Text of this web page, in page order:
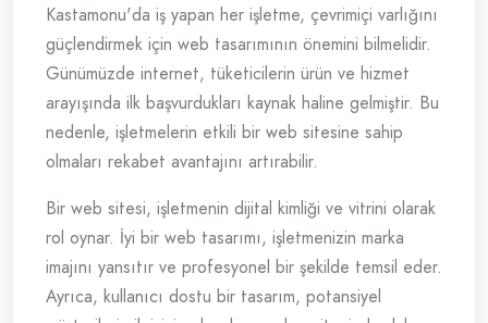
Kastamonu'da iş yapan her işletme, çevrimiçi varlığını
güçlendirmek için web tasarımının önemini bilmelidir.
Günümüzde internet, tüketicilerin ürün ve hizmet
arayışında ilk başvurdukları kaynak haline gelmiştir. Bu
nedenle, işletmelerin etkili bir web sitesine sahip
olmaları rekabet avantajını artırabilir.
Bir web sitesi, işletmenin dijital kimliği ve vitrini olarak
rol oynar. İyi bir web tasarımı, işletmenizin marka
imajını yansıtır ve profesyonel bir şekilde temsil eder.
Ayrıca, kullanıcı dostu bir tasarım, potansiyel